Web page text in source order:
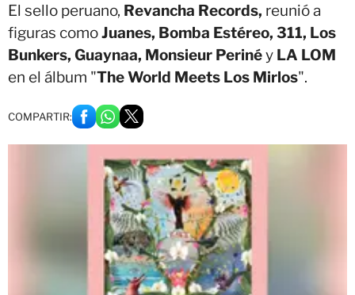
El sello peruano, Revancha Records, reunió a
figuras comoJuanes, Bomba Estéreo, 311, Los
Bunkers, Guaynaa, Monsieur Perinéy LA LOM
en el álbum "The World Meets Los Mirlos".
COMPARTIR: